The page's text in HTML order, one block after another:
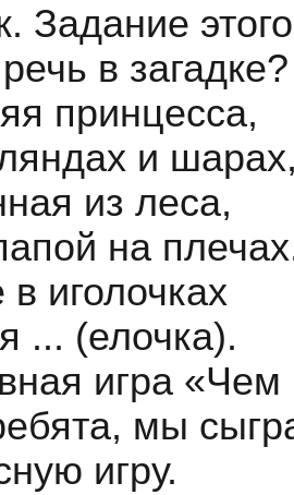
Задание
в загадке?
принцесса,
и
из леса,
на
иголочках
... (елочка).
игра
мы
игру.